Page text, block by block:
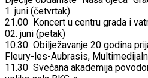
1. juni (četvrtak)
21.00 Koncert u centru grada i
02. juni (petak)
10.30 Obilježavanje 20 godina
Fleury-les-Aubrasis,
11.30 Svečana akademija